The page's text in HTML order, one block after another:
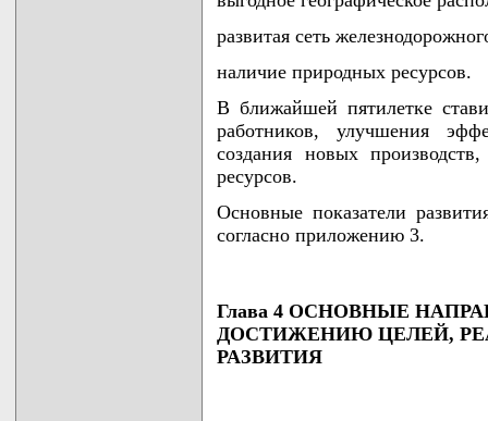
развитая сеть
наличие природных ресурсов.
В ближайшей пятилетке
работников, улучшения
создания новых
ресурсов.
Основные показатели
согласно приложению 3.
Глава 4 ОСНОВНЫЕ
ДОСТИЖЕНИЮ ЦЕЛЕЙ,
РАЗВИТИЯ